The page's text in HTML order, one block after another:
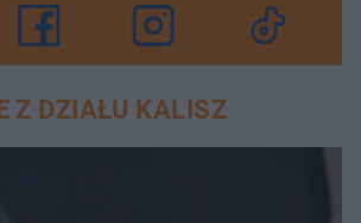
Z DZIAŁU KALISZ